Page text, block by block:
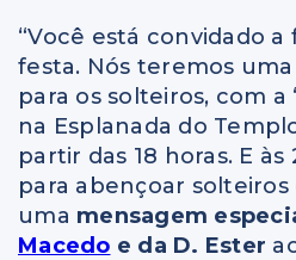
“Você está convidado
festa. Nós teremos uma
para os solteiros, com a
na Esplanada do
partir das 18 horas. E
para abençoar solteiros
uma mensagem
Macedo e da D. Ester